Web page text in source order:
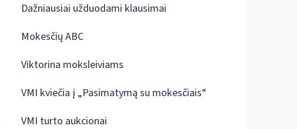
Dažniausiai užduodami klausimai
Mokesčių ABC
Viktorina moksleiviams
VMI kviečia į „Pasimatymą su mokesčiais“
VMI turto aukcionai